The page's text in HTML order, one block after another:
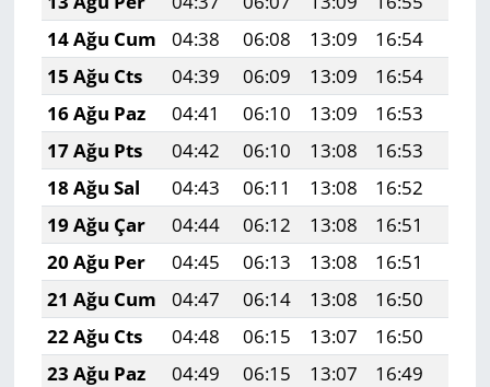
14 Ağu Cum
04:38 06:08 13:09 16:54
15 Ağu Cts
04:39 06:09 13:09 16:54
16 Ağu Paz
04:41 06:10 13:09 16:53
17 Ağu Pts
04:42 06:10 13:08 16:53
18 Ağu Sal
04:43 06:11 13:08 16:52
19 Ağu Çar
04:44 06:12 13:08 16:51
20 Ağu Per
04:45 06:13 13:08 16:51
21 Ağu Cum
04:47 06:14 13:08 16:50
22 Ağu Cts
04:48 06:15 13:07 16:50
23 Ağu Paz
04:49 06:15 13:07 16:49